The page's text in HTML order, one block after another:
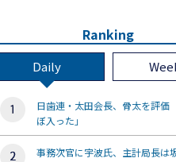
Ranking
Daily
日歯連・太田会長、骨太を評
ぼ入った」
事務次官に宇波氏、主計局長